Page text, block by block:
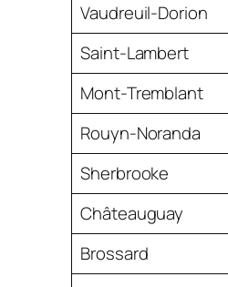
Vaudreuil-Dorion
Saint-Lambert
Mont-Tremblant
Rouyn-Noranda
Sherbrooke
Châteauguay
Brossard